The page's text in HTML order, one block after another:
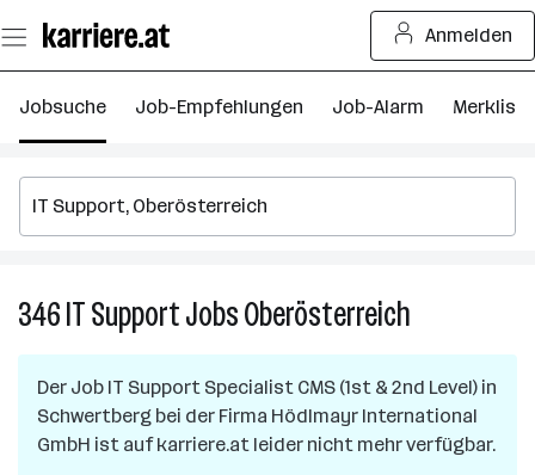
Seiteninhalt
springen
Anmelden
Jobsuche Job-Empfehlungen Job-Alarm Merkliste
346IT SupportJobsOberösterreich
Jobs
in
Der Job IT Support Specialist CMS (1st & 2nd Level) in
Schwertberg bei der Firma Hödlmayr International
GmbH ist auf karriere.at leider nicht mehr verfügbar.